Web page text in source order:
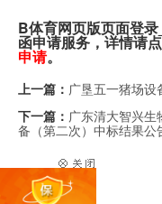
B体育网页版页面登
函申请服务，详情请
申请。
上一篇： 广垦五一猪场
下一篇： 广东清大智兴
备（第二次）中标结果公